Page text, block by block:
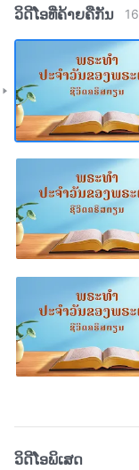
ວິດີໂອທີ່ຄ້າຍຄືກັນ 16
ວິດີໂອພິເສດ